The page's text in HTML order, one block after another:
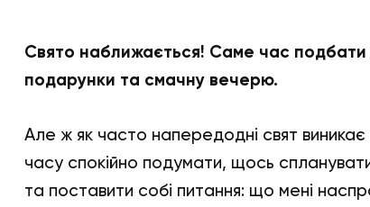
Свято наближається! Саме час
подарунки та смачну вечерю.
Але ж як часто напередодні свят
часу спокійно подумати, щось
та поставити собі питання: що мені